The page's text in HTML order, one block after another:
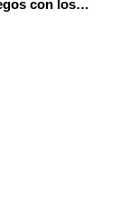
Programa con Scratch juegos con los partidos del mundial 2026 ganados por España